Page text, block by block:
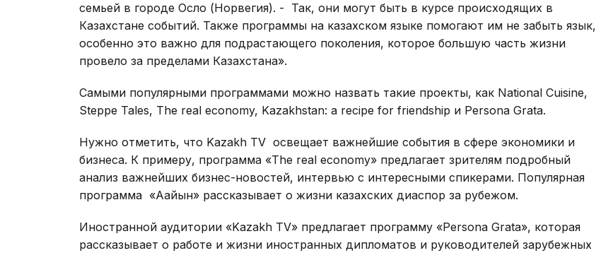
семьей в городе Осло (Норвегия). - Так, они могут быть в курсе происходящих в
Казахстане событий. Также программы на казахском языке помогают им не забыть язык,
особенно это важно для подрастающего поколения, которое большую часть жизни
провело за пределами Казахстана».
Самыми популярными программами можно назвать такие проекты, как National Cuisine,
Steppe Tales, The real economy, Kazakhstan: a recipe for friendship и Persona Grata.
Нужно отметить, что Kazakh TV освещает важнейшие события в сфере экономики и
бизнеса. К примеру, программа «The real economy» предлагает зрителям подробный
анализ важнейших бизнес-новостей, интервью с интересными спикерами. Популярная
программа «Ағайын» рассказывает о жизни казахских диаспор за рубежом.
Иностранной аудитории «Kazakh TV» предлагает программу «Persona Grata», которая
рассказывает о работе и жизни иностранных дипломатов и руководителей зарубежных